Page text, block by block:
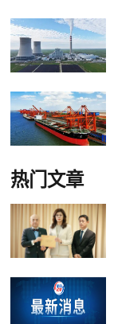
热门文章